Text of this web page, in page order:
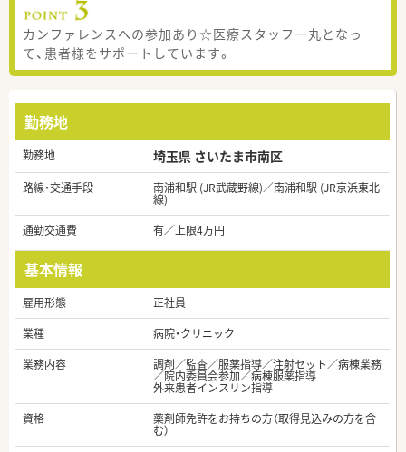
カンファレンスへの参加あり☆医療スタッフ一丸となっ
て、患者様をサポートしています。
勤務地
勤務地 埼玉県 さいたま市南区
路線・交通手段 南浦和駅 (JR武蔵野線)／南浦和駅 (JR京浜東北
線)
通勤交通費
有／上限4万円
基本情報
雇用形態
正社員
業種
病院・クリニック
業務内容
調剤／監査／服薬指導／注射セット／病棟業務
／院内委員会参加／病棟服薬指導
外来患者インスリン指導
資格
薬剤師免許をお持ちの方（取得見込みの方を含
む）